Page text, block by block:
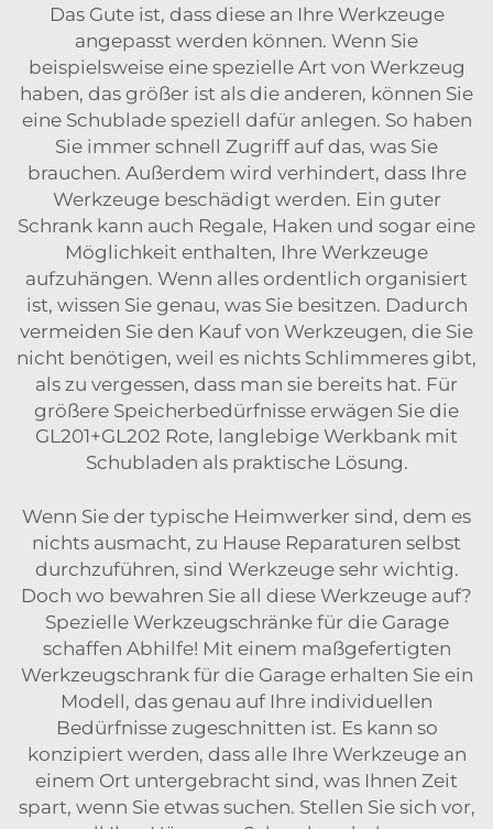
Das Gute ist, dass diese an Ihre Werkzeuge
angepasst werden können. Wenn Sie
beispielsweise eine spezielle Art von Werkzeug
haben, das größer ist als die anderen, können Sie
eine Schublade speziell dafür anlegen. So haben
Sie immer schnell Zugriff auf das, was Sie
brauchen. Außerdem wird verhindert, dass Ihre
Werkzeuge beschädigt werden. Ein guter
Schrank kann auch Regale, Haken und sogar eine
Möglichkeit enthalten, Ihre Werkzeuge
aufzuhängen. Wenn alles ordentlich organisiert
ist, wissen Sie genau, was Sie besitzen. Dadurch
vermeiden Sie den Kauf von Werkzeugen, die Sie
nicht benötigen, weil es nichts Schlimmeres gibt,
als zu vergessen, dass man sie bereits hat. Für
größere Speicherbedürfnisse erwägen Sie die
GL201+GL202 Rote, langlebige Werkbank mit
Schubladen als praktische Lösung.
Wenn Sie der typische Heimwerker sind, dem es
nichts ausmacht, zu Hause Reparaturen selbst
durchzuführen, sind Werkzeuge sehr wichtig.
Doch wo bewahren Sie all diese Werkzeuge auf?
Spezielle Werkzeugschränke für die Garage
schaffen Abhilfe! Mit einem maßgefertigten
Werkzeugschrank für die Garage erhalten Sie ein
Modell, das genau auf Ihre individuellen
Bedürfnisse zugeschnitten ist. Es kann so
konzipiert werden, dass alle Ihre Werkzeuge an
einem Ort untergebracht sind, was Ihnen Zeit
spart, wenn Sie etwas suchen. Stellen Sie sich vor,